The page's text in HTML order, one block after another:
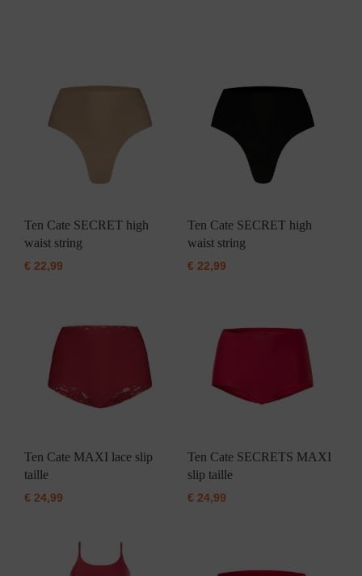
Ten Cate SECRET high
waist string
€ 22,99
Ten Cate SECRET high
waist string
€22,99
Ten Cate MAXI lace slip
taille
€ 24,99
Ten Cate SECRETS MAXI
slip taille
€24,99